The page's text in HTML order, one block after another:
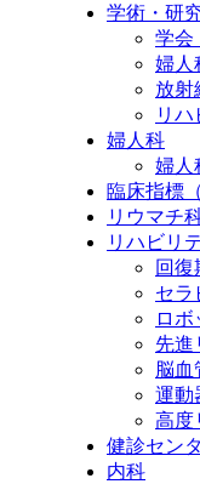
学術・研
学会
婦人
放射
リ
婦人科
婦人
臨床指標
リウマチ
リハビリ
回復
セラ
ロ
先進
脳
運動
高度
健診セン
内科